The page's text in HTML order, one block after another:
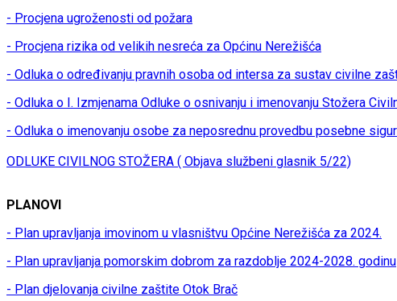
- Procjena ugroženosti od požara
- Procjena rizika od velikih nesreća za Općinu Nerežišća
- Odluka o određivanju pravnih osoba od intersa za sustav civilne
- Odluka o I. Izmjenama Odluke o osnivanju i imenovanju Stožera
- Odluka o imenovanju osobe za neposrednu provedbu posebne
ODLUKE CIVILNOG STOŽERA ( Objava službeni glasnik 5/22)
PLANOVI
- Plan upravljanja imovinom u vlasništvu Općine Nerežišća za 2024.
- Plan upravljanja pomorskim dobrom za razdoblje 2024-2028. godinu
- Plan djelovanja civilne zaštite Otok Brač